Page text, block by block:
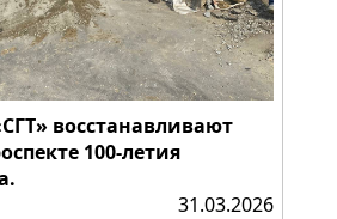
восстанавливают
100-летия
31.03.2026